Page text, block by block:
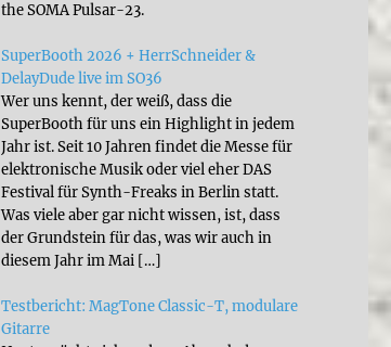
the SOMA Pulsar-23.
SuperBooth 2026 + HerrSchneider &
DelayDude live im SO36
Wer uns kennt, der weiß, dass die
SuperBooth für uns ein Highlight in jedem
Jahr ist. Seit 10 Jahren findet die Messe für
elektronische Musik oder viel eher DAS
Festival für Synth-Freaks in Berlin statt.
Was viele aber gar nicht wissen, ist, dass
der Grundstein für das, was wir auch in
diesem Jahr im Mai […]
Testbericht: MagTone Classic-T, modulare
Gitarre